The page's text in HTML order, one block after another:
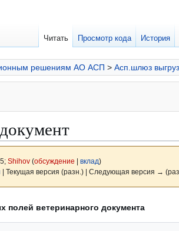
решениям АО АСП > Асп.шлюз
Shihov (обсуждение | вклад)
| Текущая версия (разн.) | Следующая версия →
ветеринарного документа
Читать Просмотр кода История